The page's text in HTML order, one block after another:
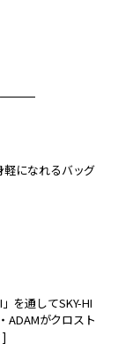
になれるバッグ
」を通してSKY-HI
ADAMがクロスト
]